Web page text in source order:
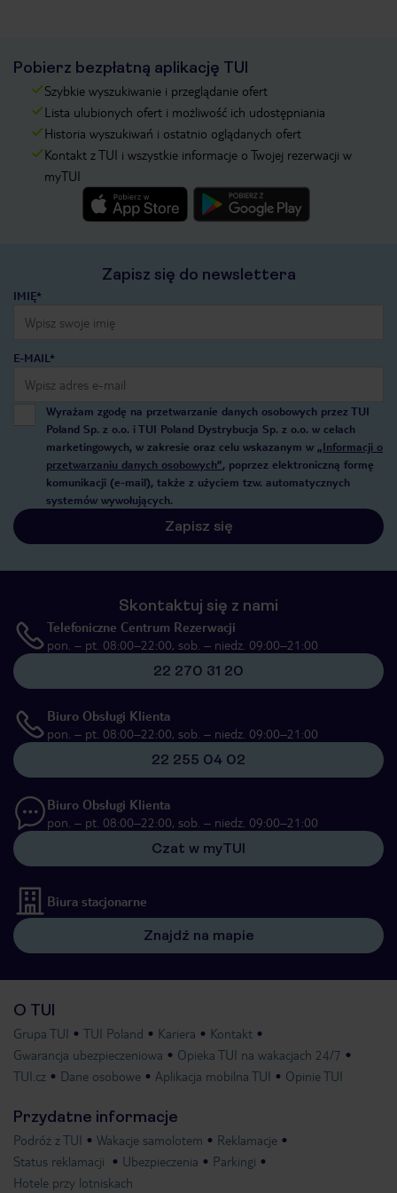
Pobierz bezpłatną aplikację TUI
Szybkie wyszukiwanie i przeglądanie ofert
Lista ulubionych ofert i możliwość ich udostępniania
Historia wyszukiwań i ostatnio oglądanych ofert
Kontakt z TUI i wszystkie informacje o Twojej rezerwacji w
myTUI
Zapisz się do newslettera
IMIĘ*
E-MAIL*
Wyrażam zgodę na przetwarzanie danych osobowych przez TUI
Poland Sp. z o.o. i TUI Poland Dystrybucja Sp. z o.o. w celach
marketingowych, w zakresie oraz celu wskazanym w „Informacji o
przetwarzaniu danych osobowych”, poprzez elektroniczną formę
komunikacji (e-mail), także z użyciem tzw. automatycznych
systemów wywołujących.
Zapisz się
Skontaktuj się z nami
Telefoniczne Centrum Rezerwacji
pon. – pt. 08:00–22:00, sob. – niedz. 09:00–21:00
22 270 31 20
Biuro Obsługi Klienta
pon. – pt. 08:00–22:00, sob. – niedz. 09:00–21:00
22 255 04 02
Biuro Obsługi Klienta
pon. – pt. 08:00–22:00, sob. – niedz. 09:00–21:00
Czat w myTUI
Biura stacjonarne
Znajdź na mapie
O TUI
Grupa TUI TUI Poland Kariera
Kontakt
Gwarancja ubezpieczeniowa
Opieka TUI na wakacjach 24/7
TUI.cz
Dane osobowe Aplikacja mobilna TUI Opinie TUI
Przydatne informacje
Podróż z TUI Wakacje samolotem
Reklamacje
Status reklamacji
Ubezpieczenia
Parkingi
Hotele przy lotniskach